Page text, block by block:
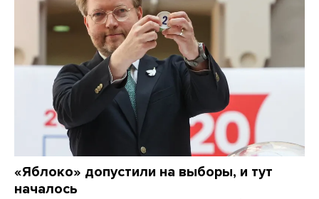
«Яблоко» допустили на выборы, и тут
началось